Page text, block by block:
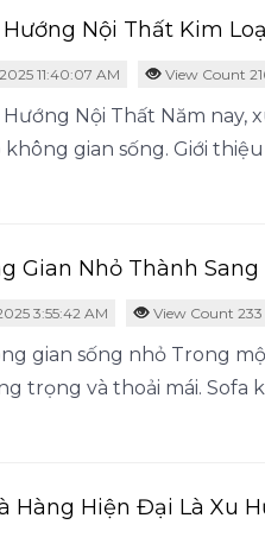
Nội Thất Kim
2025 11:40:07 AM View Count
Hướng Nội Thất Năm
gian sống. Giới
Gian Nhỏ Thành Sang
3:55:42 AM View Count 233
gian sống nhỏ Trong
trọng và thoải mái. Sofa
Hàng Hiện Đại Là Xu